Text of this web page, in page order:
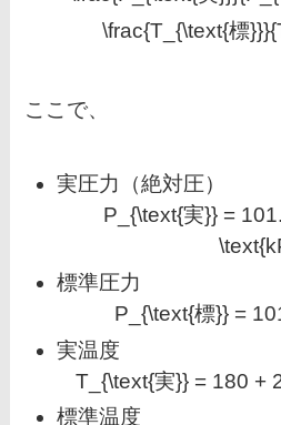
\frac{T_{\text{標
ここで、
実圧力（絶対圧）
P_{\text{実}} =
標準圧力
P_{\text{標}} =
実温度
T_{\text{実}} = 180 +
標準温度